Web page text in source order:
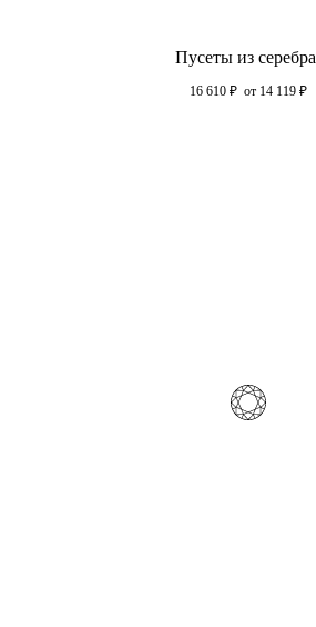
Пусеты из серебра
16 610 ₽ от 14 119 ₽